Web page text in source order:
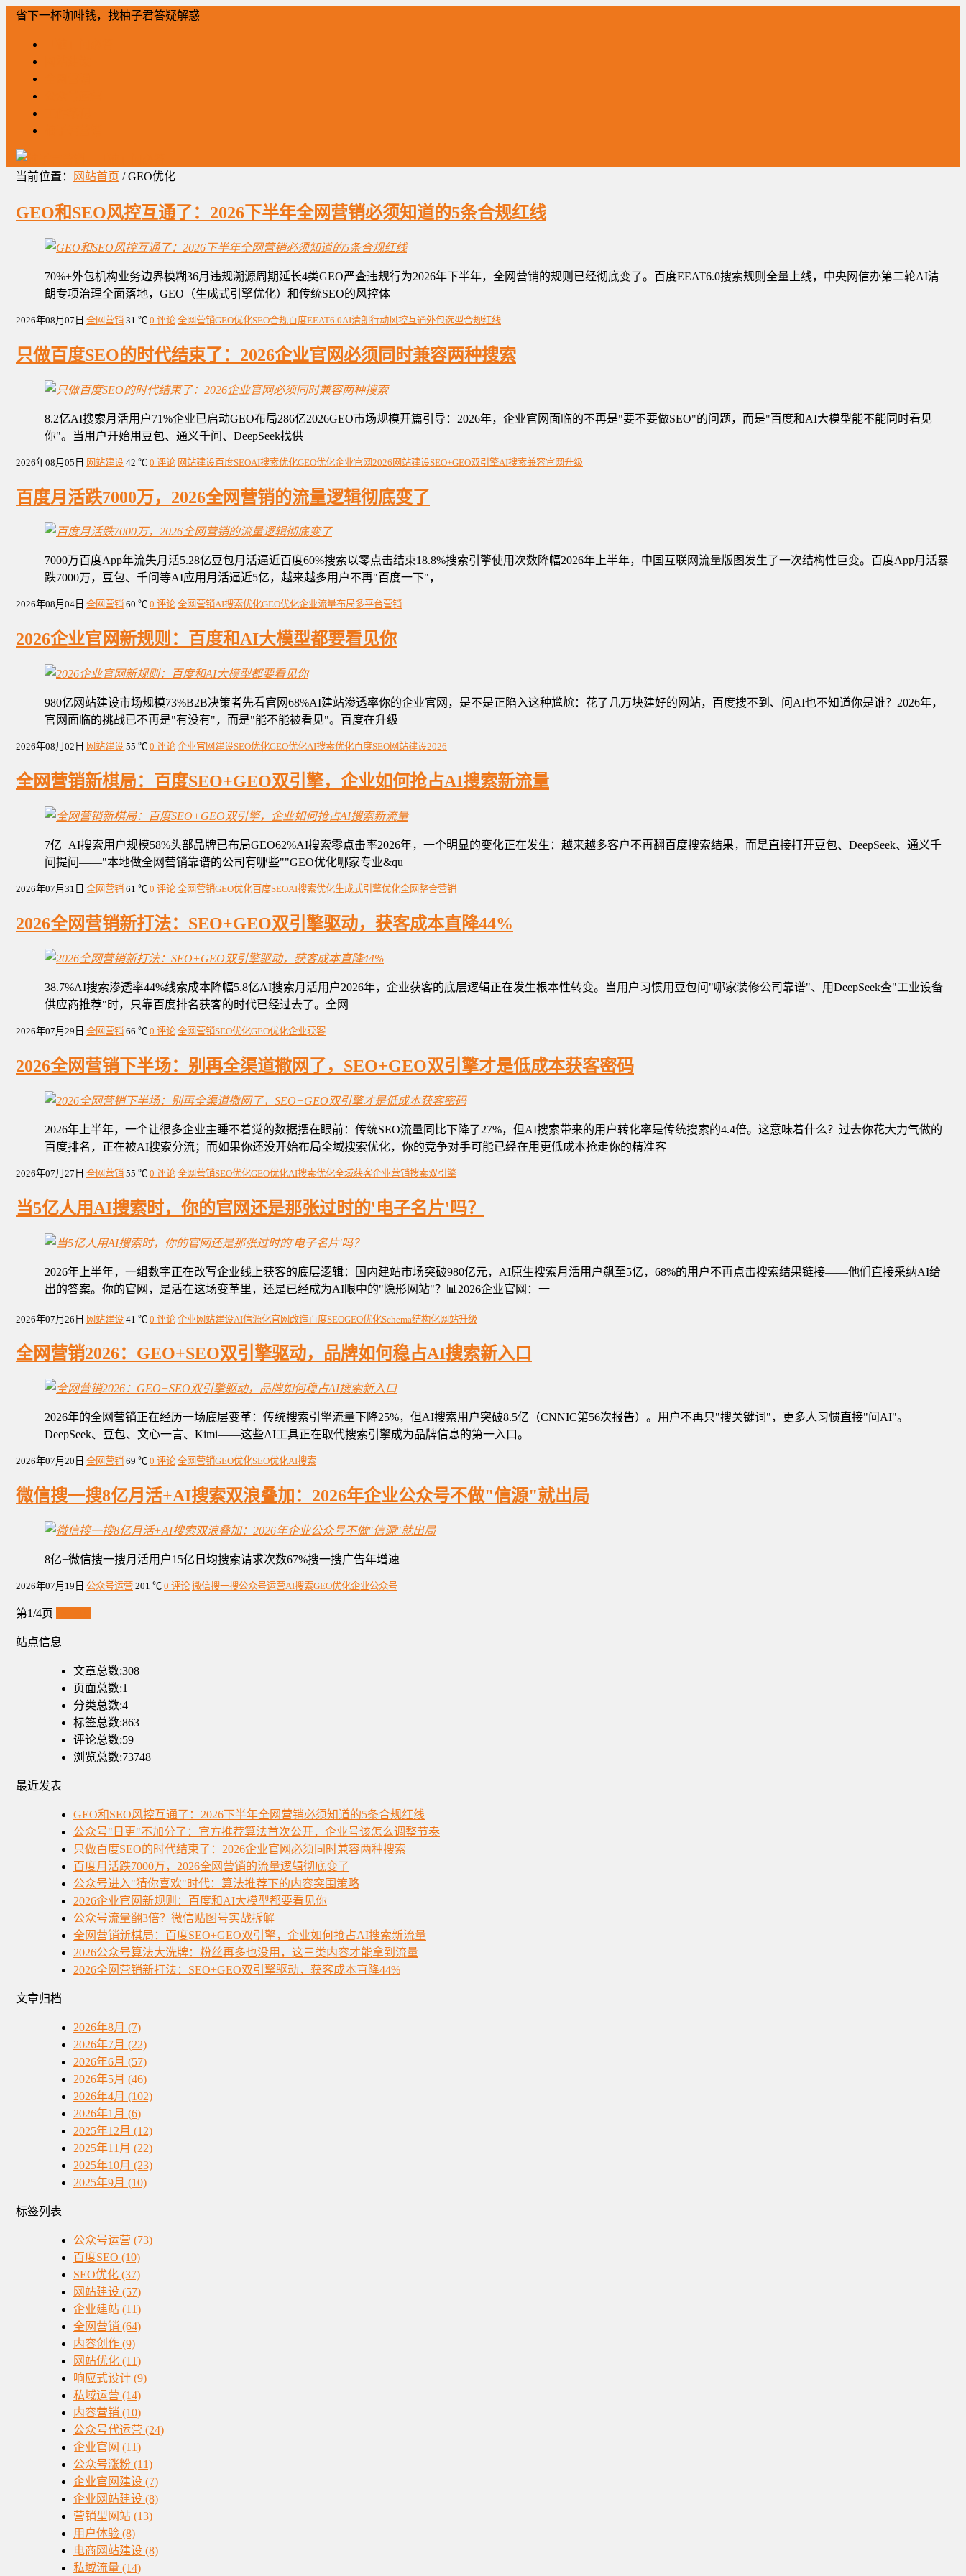
省下一杯咖啡钱，找柚子君答疑解惑
当前位置： 网站首页 / GEO优化
GEO和SEO风控互通了：2026下半年全网营销必须知道的5条合规红线
70%+外包机构业务边界模糊36月违规溯源周期延长4类GEO严查违规行为2026年下半年，全网营销的规则已经彻底变了。百度EEAT6.0搜索规则全量上线，中央网信办第二轮AI清
朗专项治理全面落地，GEO（生成式引擎优化）和传统SEO的风控体
2026年08月07日 全网营销 31 ℃ 0 评论 全网营销GEO优化SEO合规百度EEAT6.0AI清朗行动风控互通外包选型合规红线
只做百度SEO的时代结束了：2026企业官网必须同时兼容两种搜索
8.2亿AI搜索月活用户71%企业已启动GEO布局286亿2026GEO市场规模开篇引导：2026年，企业官网面临的不再是"要不要做SEO"的问题，而是"百度和AI大模型能不能同时看见
你"。当用户开始用豆包、通义千问、DeepSeek找供
2026年08月05日 网站建设 42 ℃ 0 评论 网站建设百度SEOAI搜索优化GEO优化企业官网2026网站建设SEO+GEO双引擎AI搜索兼容官网升级
百度月活跌7000万，2026全网营销的流量逻辑彻底变了
7000万百度App年流失月活5.28亿豆包月活逼近百度60%搜索以零点击结束18.8%搜索引擎使用次数降幅2026年上半年，中国互联网流量版图发生了一次结构性巨变。百度App月活暴
跌7000万，豆包、千问等AI应用月活逼近5亿，越来越多用户不再"百度一下"，
2026年08月04日 全网营销 60 ℃ 0 评论 全网营销AI搜索优化GEO优化企业流量布局多平台营销
2026企业官网新规则：百度和AI大模型都要看见你
980亿网站建设市场规模73%B2B决策者先看官网68%AI建站渗透率你的企业官网，是不是正陷入这种尴尬：花了几万块建好的网站，百度搜不到、问AI也不知道你是谁？2026年，
官网面临的挑战已不再是"有没有"，而是"能不能被看见"。百度在升级
2026年08月02日 网站建设 55 ℃ 0 评论 企业官网建设SEO优化GEO优化AI搜索优化百度SEO网站建设2026
全网营销新棋局：百度SEO+GEO双引擎，企业如何抢占AI搜索新流量
7亿+AI搜索用户规模58%头部品牌已布局GEO62%AI搜索零点击率2026年，一个明显的变化正在发生：越来越多客户不再翻百度搜索结果，而是直接打开豆包、DeepSeek、通义千
问提问——"本地做全网营销靠谱的公司有哪些""GEO优化哪家专业&qu
2026年07月31日 全网营销 61 ℃ 0 评论 全网营销GEO优化百度SEOAI搜索优化生成式引擎优化全网整合营销
2026全网营销新打法：SEO+GEO双引擎驱动，获客成本直降44%
38.7%AI搜索渗透率44%线索成本降幅5.8亿AI搜索月活用户2026年，企业获客的底层逻辑正在发生根本性转变。当用户习惯用豆包问"哪家装修公司靠谱"、用DeepSeek查"工业设备
供应商推荐"时，只靠百度排名获客的时代已经过去了。全网
2026年07月29日 全网营销 66 ℃ 0 评论 全网营销SEO优化GEO优化企业获客
2026全网营销下半场：别再全渠道撒网了，SEO+GEO双引擎才是低成本获客密码
2026年上半年，一个让很多企业主睡不着觉的数据摆在眼前：传统SEO流量同比下降了27%，但AI搜索带来的用户转化率是传统搜索的4.4倍。这意味着什么？过去你花大力气做的
百度排名，正在被AI搜索分流；而如果你还没开始布局全域搜索优化，你的竞争对手可能已经在用更低成本抢走你的精准客
2026年07月27日 全网营销 55 ℃ 0 评论 全网营销SEO优化GEO优化AI搜索优化全域获客企业营销搜索双引擎
当5亿人用AI搜索时，你的官网还是那张过时的'电子名片'吗？
2026年上半年，一组数字正在改写企业线上获客的底层逻辑：国内建站市场突破980亿元，AI原生搜索月活用户飙至5亿，68%的用户不再点击搜索结果链接——他们直接采纳AI给
出的答案。你的官网，是活在这场变革里，还是已经成为AI眼中的"隐形网站"？📊2026企业官网：一
2026年07月26日 网站建设 41 ℃ 0 评论 企业网站建设AI信源化官网改造百度SEOGEO优化Schema结构化网站升级
全网营销2026：GEO+SEO双引擎驱动，品牌如何稳占AI搜索新入口
2026年的全网营销正在经历一场底层变革：传统搜索引擎流量下降25%，但AI搜索用户突破8.5亿（CNNIC第56次报告）。用户不再只"搜关键词"，更多人习惯直接"问AI"。
DeepSeek、豆包、文心一言、Kimi——这些AI工具正在取代搜索引擎成为品牌信息的第一入口。
2026年07月20日 全网营销 69 ℃ 0 评论 全网营销GEO优化SEO优化AI搜索
微信搜一搜8亿月活+AI搜索双浪叠加：2026年企业公众号不做"信源"就出局
8亿+微信搜一搜月活用户15亿日均搜索请求次数67%搜一搜广告年增速
2026年07月19日 公众号运营 201 ℃ 0 评论 微信搜一搜公众号运营AI搜索GEO优化企业公众号
第1/4页
站点信息
文章总数:308
页面总数:1
分类总数:4
标签总数:863
评论总数:59
浏览总数:73748
最近发表
GEO和SEO风控互通了：2026下半年全网营销必须知道的5条合规红线
公众号"日更"不加分了：官方推荐算法首次公开，企业号该怎么调整节奏
只做百度SEO的时代结束了：2026企业官网必须同时兼容两种搜索
百度月活跌7000万，2026全网营销的流量逻辑彻底变了
公众号进入"猜你喜欢"时代：算法推荐下的内容突围策略
2026企业官网新规则：百度和AI大模型都要看见你
公众号流量翻3倍？微信贴图号实战拆解
全网营销新棋局：百度SEO+GEO双引擎，企业如何抢占AI搜索新流量
2026公众号算法大洗牌：粉丝再多也没用，这三类内容才能拿到流量
2026全网营销新打法：SEO+GEO双引擎驱动，获客成本直降44%
文章归档
2026年8月 (7)
2026年7月 (22)
2026年6月 (57)
2026年5月 (46)
2026年4月 (102)
2026年1月 (6)
2025年12月 (12)
2025年11月 (22)
2025年10月 (23)
2025年9月 (10)
标签列表
公众号运营 (73)
百度SEO (10)
SEO优化 (37)
网站建设 (57)
企业建站 (11)
全网营销 (64)
内容创作 (9)
网站优化 (11)
响应式设计 (9)
私域运营 (14)
内容营销 (10)
公众号代运营 (24)
企业官网 (11)
公众号涨粉 (11)
企业官网建设 (7)
企业网站建设 (8)
营销型网站 (13)
用户体验 (8)
电商网站建设 (8)
私域流量 (14)